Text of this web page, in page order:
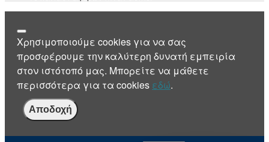
Χρησιμοποιούμε cookies για να σας
προσφέρουμε την καλύτερη δυνατή εμπειρία
στον ιστότοπό μας. Μπορείτε να μάθετε
περισσότερα για τα cookies εδώ.
Αποδοχή